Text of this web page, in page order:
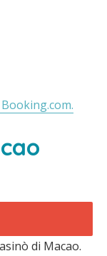
di Macao.